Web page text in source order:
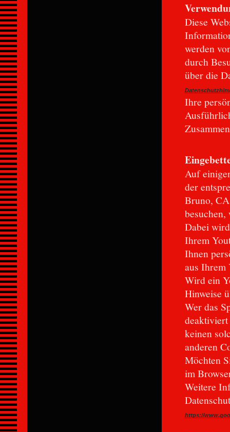
Diese
werden
durch
über die
Ihre
Auf
der
Bruno,
Dabei
Ihrem
Ihnen
aus Ihrem
Wird ein
Hinweise
Wer das
keinen
anderen
Möchten
im
Weitere
https://